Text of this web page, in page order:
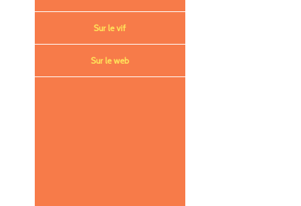
Sur le vif
Sur le web